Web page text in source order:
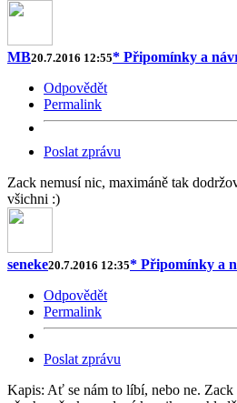
MB20.7.2016 12:55* Připomínky a
Odpovědět
Permalink
Poslat zprávu
Zack nemusí nic, maximáně tak
všichni :)
seneke20.7.2016 12:35* Připomínky a
Odpovědět
Permalink
Poslat zprávu
Kapis: Ať se nám to líbí, nebo ne.